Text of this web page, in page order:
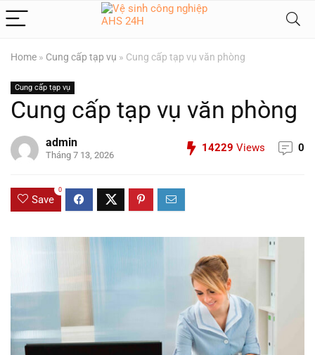
Home » Cung cấp tạp vụ » Cung cấp tạp vụ văn phòng
Cung cấp tạp vụ
Cung cấp tạp vụ văn phòng
admin
Tháng 7 13, 2026
14229 Views 0
Save
0